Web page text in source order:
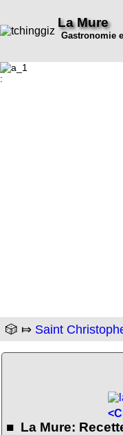
La Mure
Gastronomie
:
🎲 ⤇ Saint
■ La Mure: